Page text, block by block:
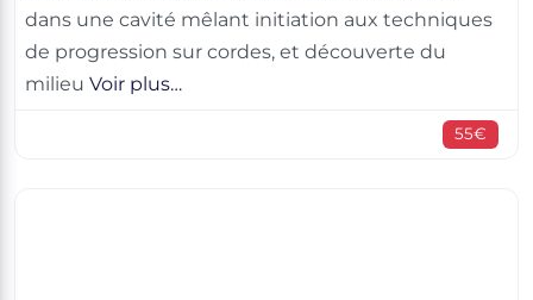
dans une cavité mêlant initiation aux techniques
de progression sur cordes, et découverte du
milieu Voir plus…
55€